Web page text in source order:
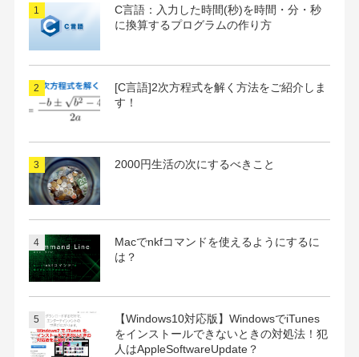
C言語：入力した時間(秒)を時間・分・秒
に換算するプログラムの作り方
[C言語]2次方程式を解く方法をご紹介しま
す！
2000円生活の次にするべきこと
Macでnkfコマンドを使えるようにするに
は？
【Windows10対応版】WindowsでiTunes
をインストールできないときの対処法！犯
人はAppleSoftwareUpdate？